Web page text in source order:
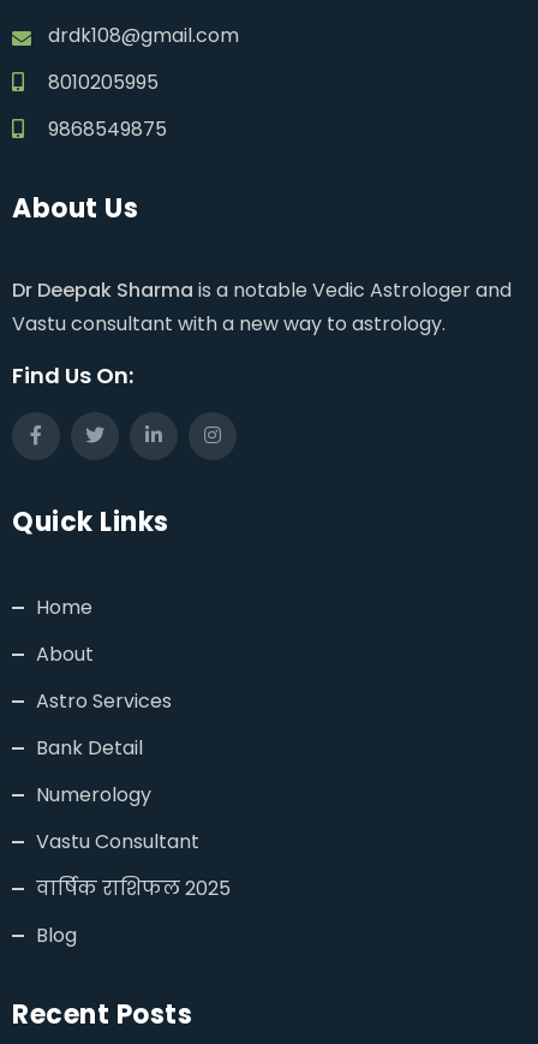
drdk108@gmail.com
8010205995
9868549875
About Us
Dr Deepak Sharma is a notable Vedic Astrologer and
Vastu consultant with a new way to astrology.
Find Us On:
Quick Links
Home
About
Astro Services
Bank Detail
Numerology
Vastu Consultant
वार्षिक राशिफल 2025
Blog
Recent Posts